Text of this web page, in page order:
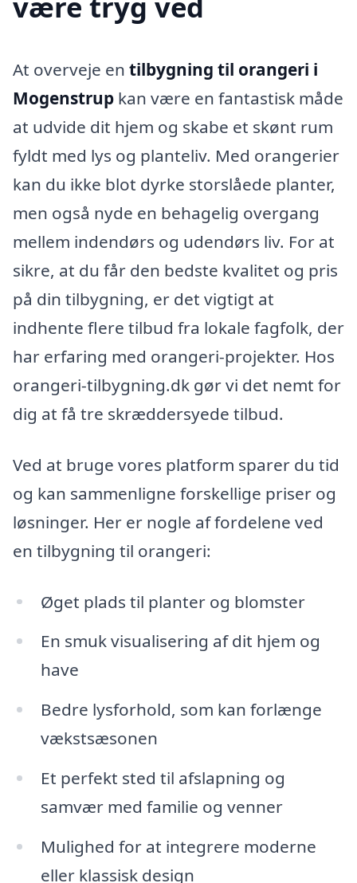
At overveje en tilbygning til orangeri i
Mogenstrup kan være en fantastisk måde
at udvide dit hjem og skabe et skønt rum
fyldt med lys og planteliv. Med orangerier
kan du ikke blot dyrke storslåede planter,
men også nyde en behagelig overgang
mellem indendørs og udendørs liv. For at
sikre, at du får den bedste kvalitet og pris
på din tilbygning, er det vigtigt at
indhente flere tilbud fra lokale fagfolk, der
har erfaring med orangeri-projekter. Hos
orangeri-tilbygning.dk gør vi det nemt for
dig at få tre skræddersyede tilbud.
Ved at bruge vores platform sparer du tid
og kan sammenligne forskellige priser og
løsninger. Her er nogle af fordelene ved
en tilbygning til orangeri:
Øget plads til planter og blomster
En smuk visualisering af dit hjem og
have
Bedre lysforhold, som kan forlænge
vækstsæsonen
Et perfekt sted til afslapning og
samvær med familie og venner
Mulighed for at integrere moderne
eller klassisk design